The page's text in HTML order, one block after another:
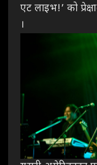
एट लाइभ!’ को
।